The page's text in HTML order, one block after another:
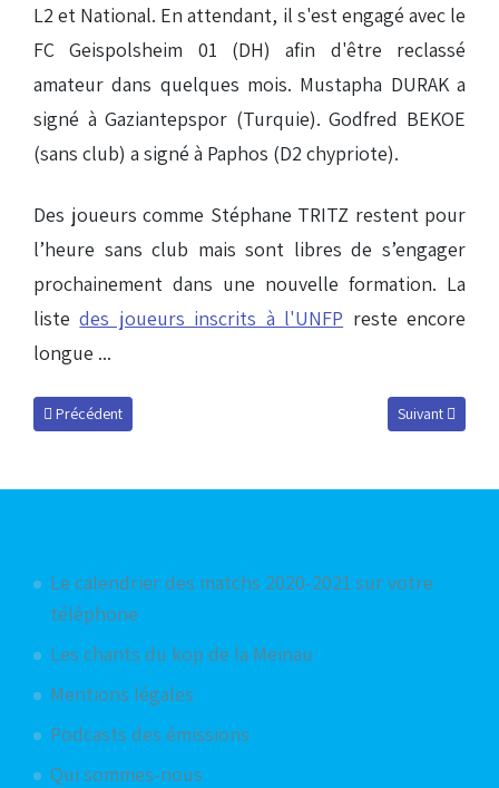
L2 et National. En attendant, il s'est engagé avec le
FC Geispolsheim 01 (DH) afin d'être reclassé
amateur dans quelques mois. Mustapha DURAK a
signé à Gaziantepspor (Turquie). Godfred BEKOE
(sans club) a signé à Paphos (D2 chypriote).
Des joueurs comme Stéphane TRITZ restent pour
l’heure sans club mais sont libres de s’engager
prochainement dans une nouvelle formation. La
listedes joueurs inscrits à l'UNFP reste encore
longue ...
Article précédent : Bamba, première recrue
Précédent Article suivant :
Suivant
Le calendrier des matchs 2020-2021 sur votre
téléphone
Les chants du kop de la Meinau
Mentions légales
Podcasts des émissions
Qui sommes-nous